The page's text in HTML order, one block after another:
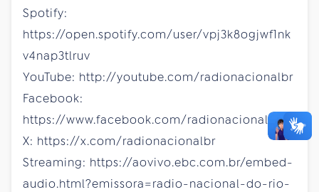
Spotify:
https://open.spotify.com/user/vpj3k8ogjwf1nk
v4nap3tlruv
YouTube: http://youtube.com/radionacionalbr
Facebook:
https://www.facebook.com/radionacionalbr
X: https://x.com/radionacionalbr
Streaming: https://aovivo.ebc.com.br/embed-
audio.html?emissora=radio-nacional-do-rio-